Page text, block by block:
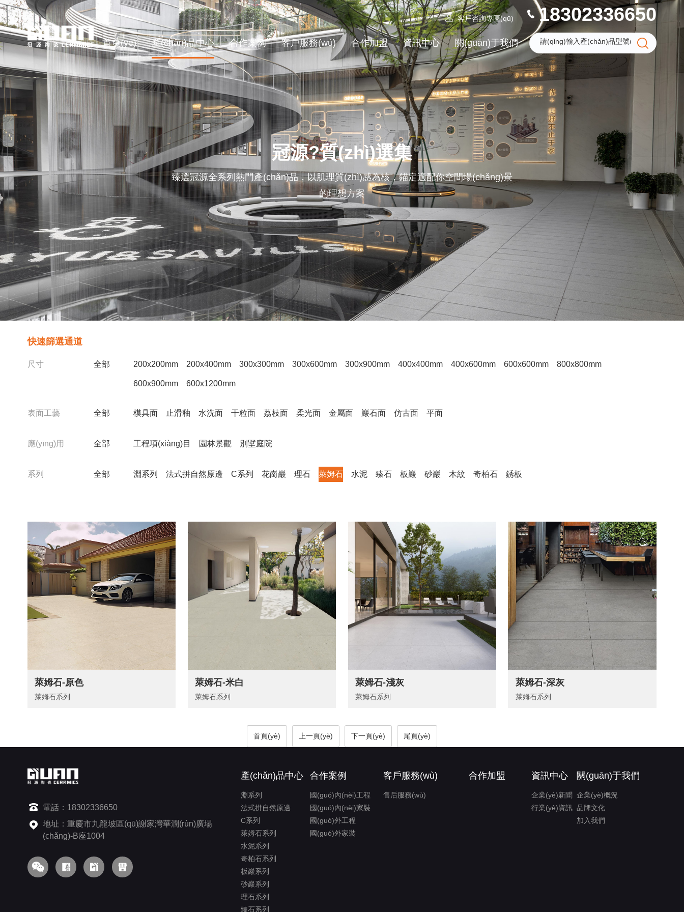
客戶咨詢專區(qū) 18302336650
首頁(yè) 產(chǎn)品中心 合作案例 客戶服務(wù) 合作加盟 資訊中心 關(guān)于我們
冠源?質(zhì)選集
臻選冠源全系列熱門產(chǎn)品，以肌理質(zhì)感為核，錨定適配你空間場(chǎng)景
的理想方案
快速篩選通道
尺寸 全部 200x200mm 200x400mm 300x300mm 300x600mm 300x900mm 400x400mm 400x600mm 600x600mm 800x800mm
600x900mm 600x1200mm
表面工藝 全部 模具面 止滑釉 水洗面 干粒面 荔枝面 柔光面 金屬面 巖石面 仿古面 平面
應(yīng)用 全部 工程項(xiàng)目 園林景觀 別墅庭院
系列 全部 淵系列 法式拼自然原邊 C系列 花崗巖 理石 萊姆石 水泥 臻石 板巖 砂巖 木紋 奇柏石 銹板
萊姆石-原色
萊姆石系列
萊姆石-米白
萊姆石系列
萊姆石-淺灰
萊姆石系列
萊姆石-深灰
萊姆石系列
首頁(yè) 上一頁(yè) 下一頁(yè) 尾頁(yè)
產(chǎn)品中心
淵系列
法式拼自然原邊
C系列
萊姆石系列
水泥系列
奇柏石系列
板巖系列
砂巖系列
理石系列
臻石系列
合作案例
國(guó)內(nèi)工程
國(guó)內(nèi)家裝
國(guó)外工程
國(guó)外家裝
客戶服務(wù)
售后服務(wù)
合作加盟 資訊中心
企業(yè)新聞
行業(yè)資訊
關(guān)于我們
企業(yè)概況
品牌文化
加入我們
電話：18302336650
地址：重慶市九龍坡區(qū)謝家灣華潤(rùn)廣場
(chǎng)-B座1004